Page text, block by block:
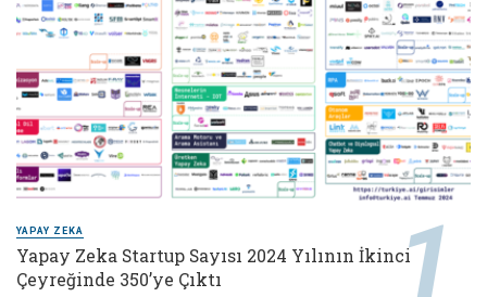
YAPAY ZEKA
Yapay Zeka Startup Sayısı 2024 Yılının İkinci
Çeyreğinde 350’ye Çıktı